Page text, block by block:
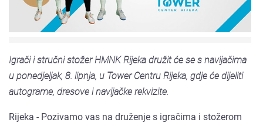
Igrači i stručni stožer HMNK Rijeka družit će se s navijačima
u ponedjeljak, 8. lipnja, u Tower Centru Rijeka, gdje će dijeliti
autograme, dresove i navijačke rekvizite.
Rijeka - Pozivamo vas na druženje s igračima i stožerom